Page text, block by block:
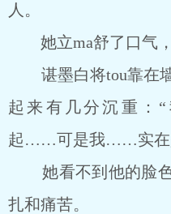
人。
她立ma舒了口气，
谌墨白将tou靠在墙
起来有几分沉重：
起……可是我……实在
她看不到他的脸色
扎和痛苦。